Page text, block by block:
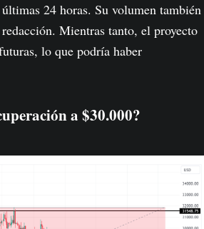
24 horas. Su volumen también
Mientras tanto, el proyecto
lo que podría haber
a $30.000?